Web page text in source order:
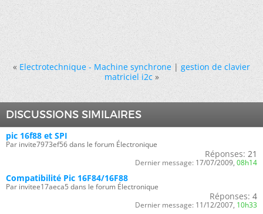
« Electrotechnique - Machine synchrone|gestion de clavier
matriciel i2c »
DISCUSSIONS SIMILAIRES
pic 16f88 et SPI
Par invite7973ef56 dans le forum Électronique
Réponses: 21
Dernier message: 17/07/2009, 08h14
Compatibilité Pic 16F84/16F88
Par invitee17aeca5 dans le forum Électronique
Réponses: 4
Dernier message: 11/12/2007, 10h33